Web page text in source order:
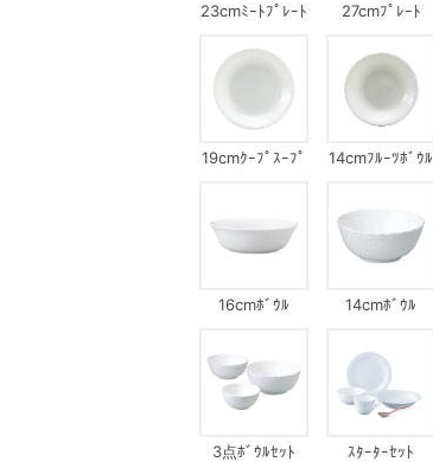
23cmﾐｰﾄﾌﾟﾚｰﾄ 27cmﾌﾟﾚｰﾄ
19cmｸｰﾌﾟｽｰﾌﾟ
14cmﾌﾙｰﾂﾎﾞｳﾙ
16cmﾎﾞｳﾙ 14cmﾎﾞｳﾙ
3点ﾎﾞｳﾙｾｯﾄ ｽﾀｰﾀｰｾｯﾄ